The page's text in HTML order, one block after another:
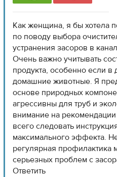
Как женщина, я бы хотела
по поводу выбора
устранения засоров в
Очень важно учитывать
продукта, особенно если в
домашние животные. Я
основе природных
агрессивны для труб и
внимание на
всего следовать
максимального эффекта.
регулярная профилактика
серьезных проблем с
Ответить